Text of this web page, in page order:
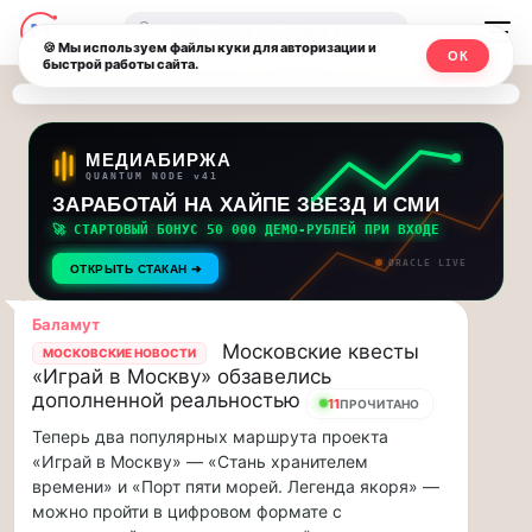
Последние
новости
и
обновления
потока:
Друзья,
приглашаем
на
музыкальную
прогулку
по
Москве
Чайковского!…
Друзья,
приглашаем
на
музыкальную
Москвичи.net
—
Главный
столичный
чат-
мессенджер,
новости
и
инсайды
Москвы
🔍
МЕДИАБИРЖА
QUANTUM NODE v41
ЗАРАБОТАЙ НА ХАЙПЕ ЗВЕЗД И СМИ
🚀 СТАРТОВЫЙ БОНУС 50 000 ДЕМО-РУБЛЕЙ ПРИ ВХОДЕ
ОТКРЫТЬ СТАКАН ➔ ORACLE LIVE
Баламут
МОСКОВСКИЕ НОВОСТИ
Московские квесты
«Играй в Москву» обзавелись
дополненной реальностью
11ПРОЧИТАНО
Теперь два популярных маршрута проекта
«Играй в Москву» — «Стань хранителем
времени» и «Порт пяти морей. Легенда якоря» —
можно пройти в цифровом формате с
🍪 Мы используем файлы куки для авторизации и
быстрой работы сайта.
ОК